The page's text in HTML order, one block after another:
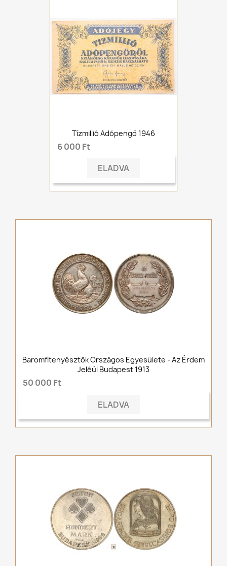
Tízmillió Adópengő 1946
6 000 Ft
ELADVA
Baromfitenyésztők Országos Egyesülete - Az Érdem
Jeléül Budapest 1913
50 000 Ft
ELADVA